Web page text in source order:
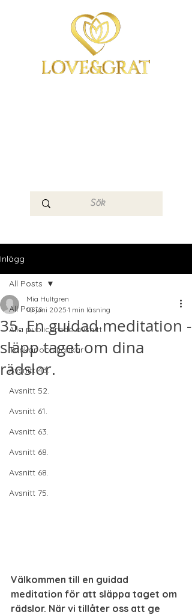
Inlägg
All Posts
Alla publicerade avsnitt
Tankar och Länkar
Avsnitt 43.
Avsnitt 52.
Avsnitt 61.
Avsnitt 63.
Avsnitt 68.
Avsnitt 68.
Avsnitt 75.
All Posts
35. En guidad meditation -
släpp taget om dina
rädslor.
Mia Hultgren
10 juni 2025 1 min läsning
Välkommen till en guidad
meditation för att släppa taget om
rädslor. När vi tillåter oss att ge